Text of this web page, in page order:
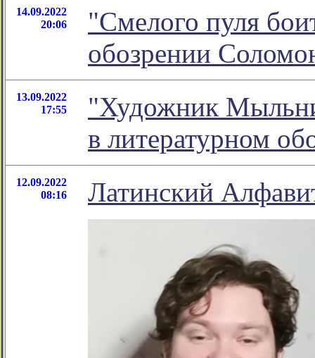
14.09.2022
20:06
"Смелого пуля
обозрении
13.09.2022
17:55
"Художник
в литературном
12.09.2022
08:16
Латинский